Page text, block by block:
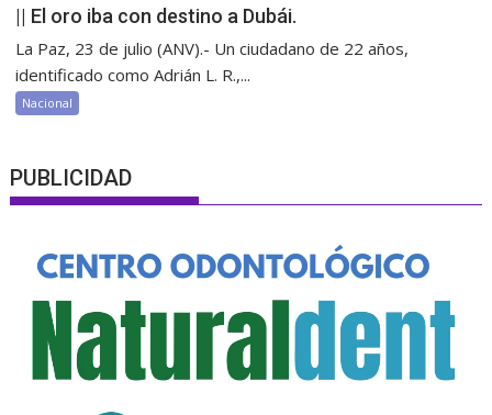
|| El oro iba con destino a Dubái.
La Paz, 23 de julio (ANV).- Un ciudadano de 22 años,
identificado como Adrián L. R.,...
Nacional
PUBLICIDAD